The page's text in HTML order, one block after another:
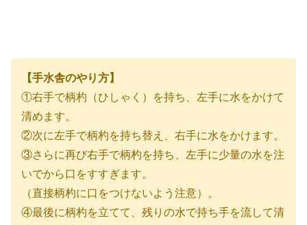
【手水舎のやり方】
①右手で柄杓（ひしゃく）を持ち、左手に水をかけて
清めます。
②次に左手で柄杓を持ち替え、右手に水をかけます。
③さらに再び右手で柄杓を持ち、左手に少量の水を注
いでから口をすすぎます。
（直接柄杓に口をつけないよう注意）。
④最後に柄杓を立てて、残りの水で持ち手を流して清